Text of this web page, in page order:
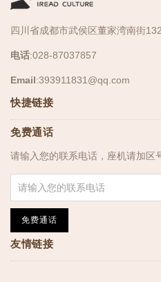
四川省成都市武侯区董家湾南街
电话:028-87037857
Email:393911831@qq.com
快捷链接
免费通话
请输入您的联系电话，座机请加区
免费通话
友情链接